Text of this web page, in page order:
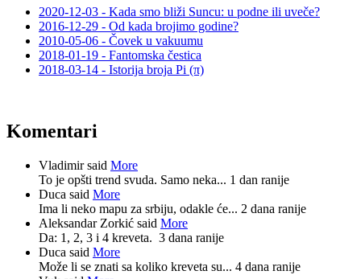
2020-12-03 - Kada smo bliži Suncu: u podne ili uveče?
2016-12-29 - Od kada brojimo godine?
2010-05-06 - Čovek u vakuumu
2018-01-19 - Fantomska čestica
2018-03-14 - Istorija broja Pi (π)
Komentari
Vladimir said More
To je opšti trend svuda. Samo neka... 1 dan ranije
Duca said More
Ima li neko mapu za srbiju, odakle će... 2 dana ranije
Aleksandar Zorkić said More
Da: 1, 2, 3 i 4 kreveta. 3 dana ranije
Duca said More
Može li se znati sa koliko kreveta su... 4 dana ranije